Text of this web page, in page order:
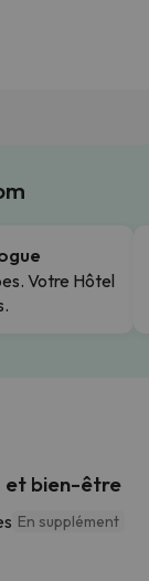
Votre Hôtel
et bien-être
En supplément